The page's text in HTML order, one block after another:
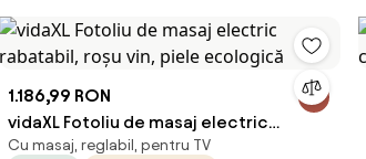
1.186,99 RON
vidaXL Fotoliu de masaj electric
rabatabil, roșu vin, piele ecologică
Cu masaj, reglabil, pentru TV